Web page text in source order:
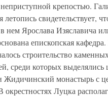
крепостью.
свидетельствует,
нем Ярослава Изяславича
епископская
строительство
среди которых выделялись
Жидичинский монастырь с
окрестностях Луцка